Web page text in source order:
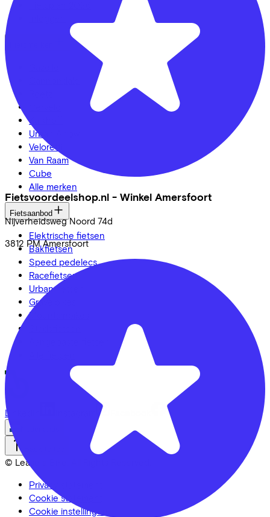
Fietsvoordeelshop.nl - Winkel Amersfoort
Nijverheidsweg Noord 74d
3812 PM Amersfoort
Kalkhoff
Urban Arrow
Veloretti
Van Raam
Cube
Alle merken
Fietsaanbod
Elektrische fietsen
Bakfietsen
Speed pedelecs
Racefietsen
Urban fietsen
Gravelbikes
Mountainbikes
LinkedIn
© Lease a Bike. All Rights Reserved.
Privacy statement
Cookie statement
Cookie instellingen